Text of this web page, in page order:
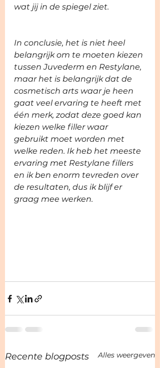
wat jij in de spiegel ziet.
In conclusie, het is niet heel
belangrijk om te moeten kiezen
tussen Juvederm en Restylane,
maar het is belangrijk dat de
cosmetisch arts waar je heen
gaat veel ervaring te heeft met
één merk, zodat deze goed kan
kiezen welke filler waar
gebruikt moet worden met
welke reden. Ik heb het meeste
ervaring met Restylane fillers
en ik ben enorm tevreden over
de resultaten, dus ik blijf er
graag mee werken.
Recente blogposts Alles weergeven